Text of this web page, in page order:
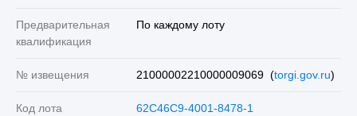
Предварительная
квалификация
По каждому лоту
№ извещения 21000002210000009069 (torgi.gov.ru)
Код лота 62C46C9-4001-8478-1